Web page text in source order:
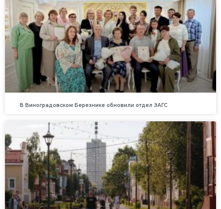
В Виноградовском Березнике обновили отдел ЗАГС